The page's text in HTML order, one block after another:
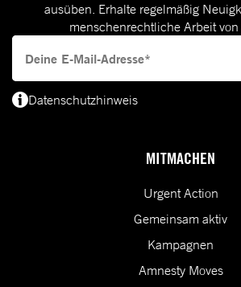
MITMACHEN
Urgent Action
Gemeinsam aktiv
Kampagnen
Amnesty Moves
ausüben. Erhalte regelmäßig
menschenrechtliche Arbeit von
Datenschutzhinweis